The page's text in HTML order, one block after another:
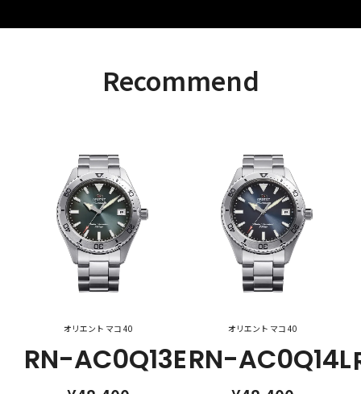
Recommend
オリエント マコ 40
RN-AC0Q13E
オリエント マコ 40
RN-AC0Q14L